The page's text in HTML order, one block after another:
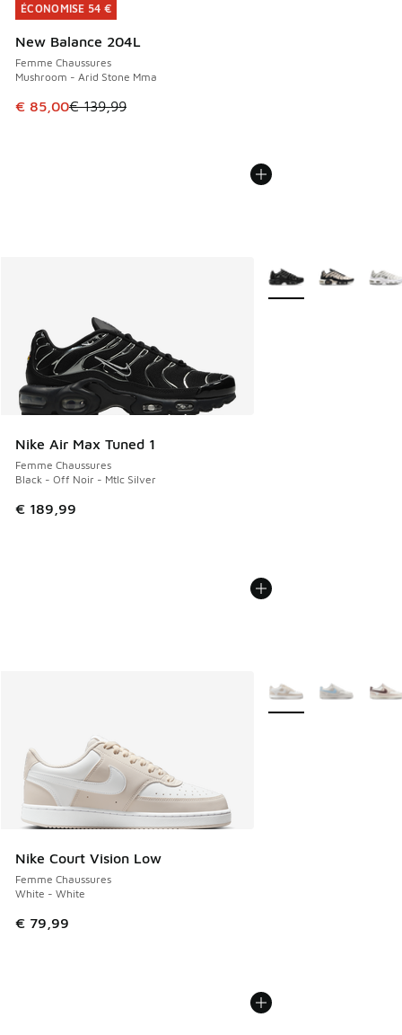
ÉCONOMISE 54 €
New Balance 204L
Femme Chaussures
Mushroom - Arid Stone Mma
Cet article est en promotion. Prix en baisse de € 139,99 à
€ 85,00€ 139,99
ÉCONOMISE 54 €
Nike Air Max Tuned 1
Femme Chaussures
Black - Off Noir - Mtlc Silver
€ 189,99
Plus de couleurs
Nike Court Vision Low
Femme Chaussures
White - White
€ 79,99
Plus de couleurs